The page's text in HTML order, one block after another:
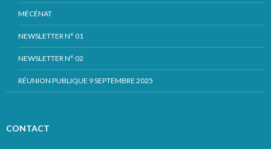
MÉCÉNAT
NEWSLETTER N° 01
NEWSLETTER N° 02
RÉUNION PUBLIQUE 9 SEPTEMBRE 2025
CONTACT